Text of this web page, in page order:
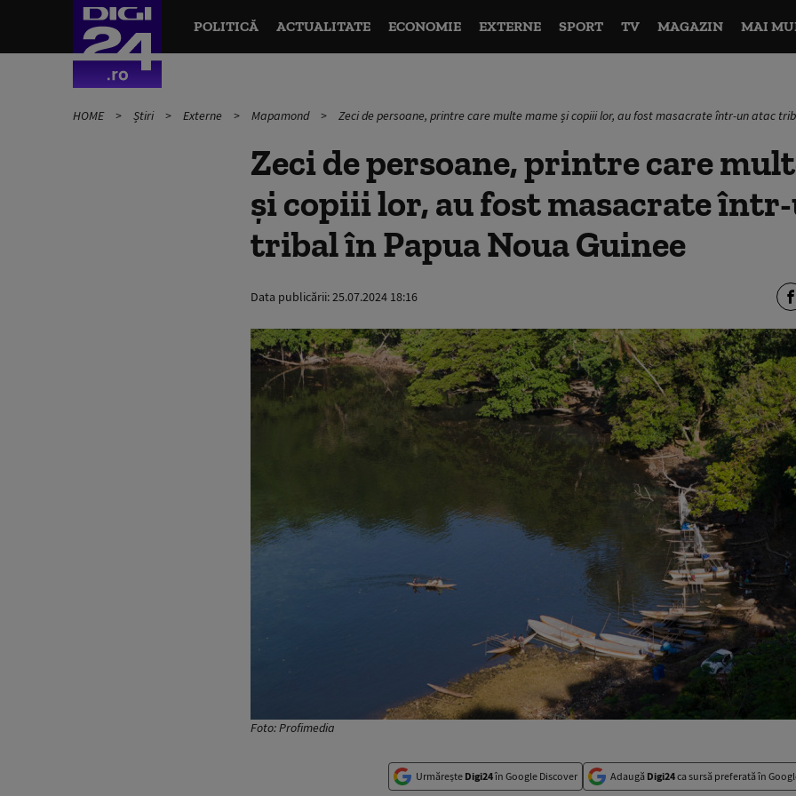
POLITICĂ ACTUALITATE ECONOMIE EXTERNE SPORT TV MAGAZIN MAI
HOME Știri Externe Mapamond Zeci de persoane, printre care multe mame și copiii lor, au fost masacrate într-un atac
Zeci de persoane, printre care
și copiii lor, au fost masacrate
tribal în Papua Noua Guinee
Data publicării:25.07.2024 18:16
Foto: Profimedia
Urmărește Digi24în Google Discover Adaugă Digi24ca sursă preferată în